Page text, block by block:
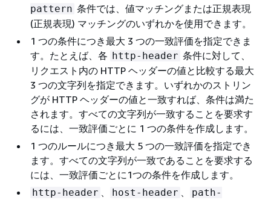
pattern 条件では、値マッチングまたは正規表現
(正規表現) マッチングのいずれかを使用できます。
1 つの条件につき最大 3 つの一致評価を指定できま
す。たとえば、各 http-header 条件に対して、
リクエスト内の HTTP ヘッダーの値と比較する最大
3 つの文字列を指定できます。いずれかのストリン
グが HTTP ヘッダーの値と一致すれば、条件は満た
されます。すべての文字列が一致することを要求す
るには、一致評価ごとに 1 つの条件を作成します。
1 つのルールにつき最大 5 つの一致評価を指定でき
ます。すべての文字列が一致であることを要求する
には、一致評価ごとに1つの条件を作成します。
http-header host-header
path-